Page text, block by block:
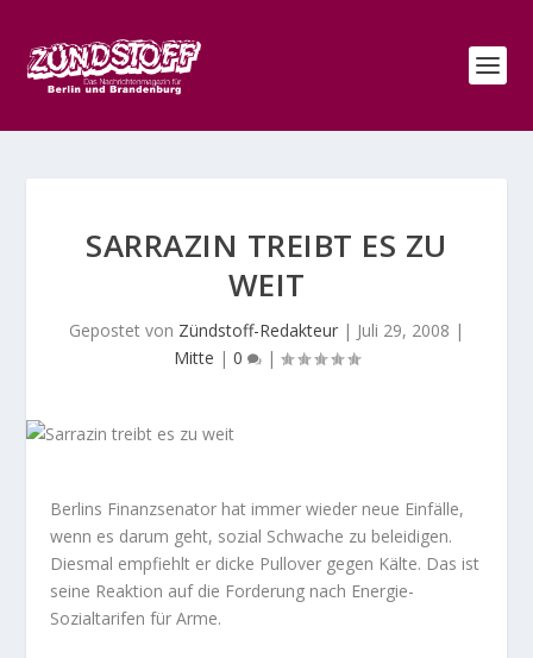
SARRAZIN TREIBT ES ZU
WEIT
Gepostet von Zündstoff-Redakteur | Juli 29, 2008 |
Mitte | 0 |
Berlins Finanzsenator hat immer wieder neue Einfälle,
wenn es darum geht, sozial Schwache zu beleidigen.
Diesmal empfiehlt er dicke Pullover gegen Kälte. Das ist
seine Reaktion auf die Forderung nach Energie-
Sozialtarifen für Arme.